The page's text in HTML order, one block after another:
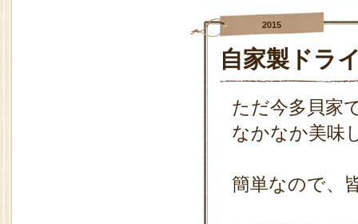
2015
自家製ドラ
ただ今多貝家
なかなか美味
簡単なので、